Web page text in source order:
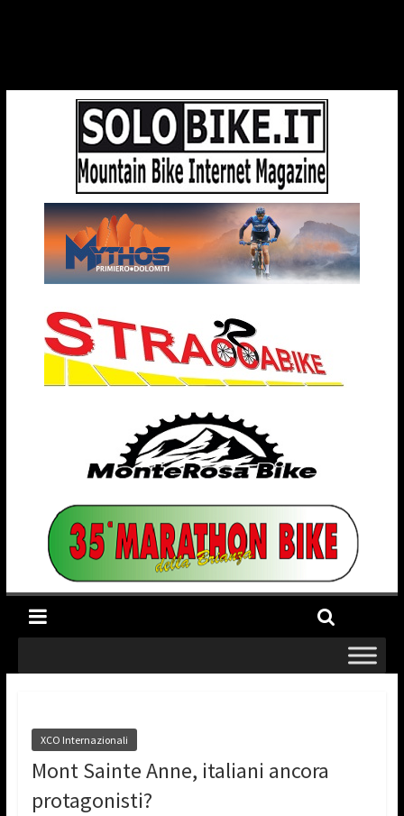
XCO Internazionali
Mont Sainte Anne, italiani ancora
protagonisti?